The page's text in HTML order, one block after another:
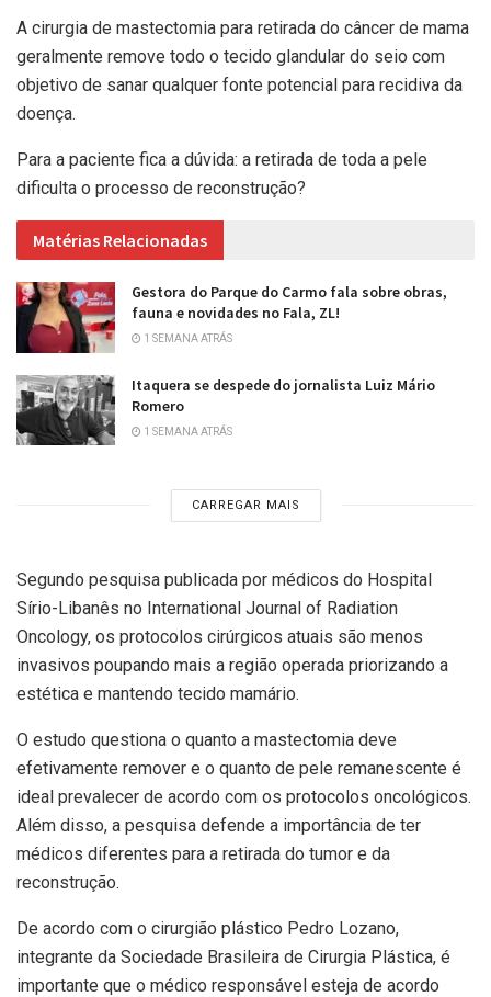
A cirurgia de mastectomia para retirada do câncer de mama
geralmente remove todo o tecido glandular do seio com
objetivo de sanar qualquer fonte potencial para recidiva da
doença.
Para a paciente fica a dúvida: a retirada de toda a pele
dificulta o processo de reconstrução?
Matérias Relacionadas
Gestora do Parque do Carmo fala sobre obras,
fauna e novidades no Fala, ZL!
1 SEMANA ATRÁS
Itaquera se despede do jornalista Luiz Mário
Romero
1 SEMANA ATRÁS
CARREGAR MAIS
Segundo pesquisa publicada por médicos do Hospital
Sírio-Libanês no International Journal of Radiation
Oncology, os protocolos cirúrgicos atuais são menos
invasivos poupando mais a região operada priorizando a
estética e mantendo tecido mamário.
O estudo questiona o quanto a mastectomia deve
efetivamente remover e o quanto de pele remanescente é
ideal prevalecer de acordo com os protocolos oncológicos.
Além disso, a pesquisa defende a importância de ter
médicos diferentes para a retirada do tumor e da
reconstrução.
De acordo com o cirurgião plástico Pedro Lozano,
integrante da Sociedade Brasileira de Cirurgia Plástica, é
importante que o médico responsável esteja de acordo